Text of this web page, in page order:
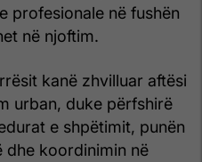
profesionale në fushën
në njoftim.
kanë zhvilluar aftësi
urban, duke përfshirë
e shpëtimit, punën
dhe koordinimin në